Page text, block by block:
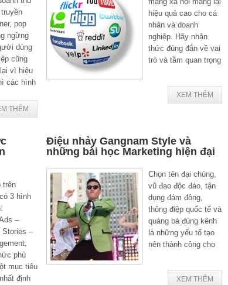
pop
ngừng
dùng
cũng
vì hiệu
các hình
THÊM
hiệu quả cao cho cá
nhân và doanh
nghiệp. Hãy nhận
thức đúng đắn về vai
trò và tầm quan trọng
XEM THÊM
trên
3 hình
–
Stories –
phù
mục tiêu
định
Điệu nhảy Gangnam Style và
những bài học Marketing hiện đại
Chọn tên đại chúng,
vũ đạo độc đáo, tận
dụng đám đông,
thông điệp quốc tế và
quảng bá đúng kênh
là những yếu tố tạo
nên thành công cho
XEM THÊM